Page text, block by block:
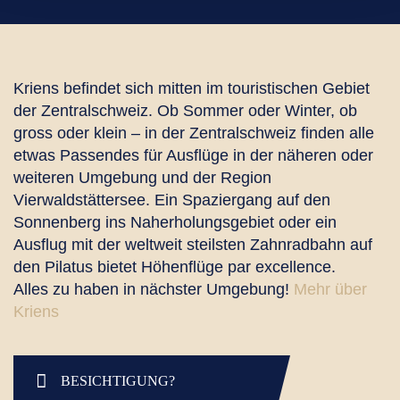
Kriens befindet sich mitten im touristischen Gebiet
der Zentralschweiz. Ob Sommer oder Winter, ob
gross oder klein – in der Zentralschweiz finden alle
etwas Passendes für Ausflüge in der näheren oder
weiteren Umgebung und der Region
Vierwaldstättersee. Ein Spaziergang auf den
Sonnenberg ins Naherholungsgebiet oder ein
Ausflug mit der weltweit steilsten Zahnradbahn auf
den Pilatus bietet Höhenflüge par excellence.
Alles zu haben in nächster Umgebung! Mehr über
Kriens
BESICHTIGUNG?